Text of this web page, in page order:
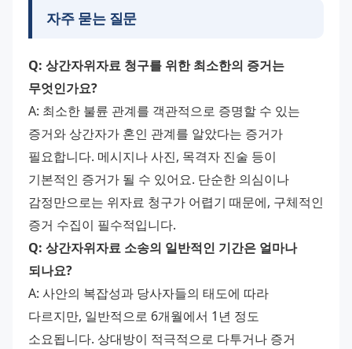
자주 묻는 질문
Q: 상간자위자료 청구를 위한 최소한의 증거는
무엇인가요?
A: 최소한 불륜 관계를 객관적으로 증명할 수 있는
증거와 상간자가 혼인 관계를 알았다는 증거가
필요합니다. 메시지나 사진, 목격자 진술 등이
기본적인 증거가 될 수 있어요. 단순한 의심이나
감정만으로는 위자료 청구가 어렵기 때문에, 구체적인
증거 수집이 필수적입니다.
Q: 상간자위자료 소송의 일반적인 기간은 얼마나
되나요?
A: 사안의 복잡성과 당사자들의 태도에 따라
다르지만, 일반적으로 6개월에서 1년 정도
소요됩니다. 상대방이 적극적으로 다투거나 증거